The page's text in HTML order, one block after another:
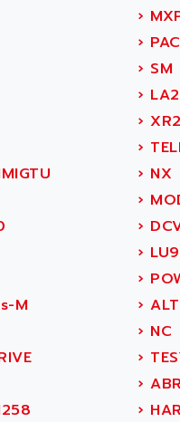
›
›
› SM
›
› XR2
›
› NX
›
›
›
›
M ›
› NC
›
›
›